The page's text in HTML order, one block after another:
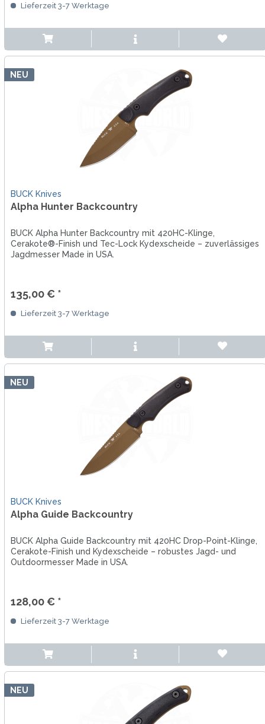
Lieferzeit 3-7 Werktage
NEU
BUCK Knives
Alpha Hunter Backcountry
BUCK Alpha Hunter Backcountry mit 420HC-Klinge,
Cerakote®-Finish und Tec-Lock Kydexscheide – zuverlässiges
Jagdmesser Made in USA.
135,00 € *
Lieferzeit 3-7 Werktage
NEU
BUCK Knives
Alpha Guide Backcountry
BUCK Alpha Guide Backcountry mit 420HC Drop-Point-Klinge,
Cerakote-Finish und Kydexscheide – robustes Jagd- und
Outdoormesser Made in USA.
128,00 € *
Lieferzeit 3-7 Werktage
NEU